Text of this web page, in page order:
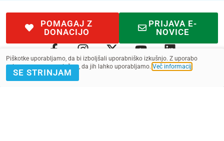
POMAGAJ Z
DONACIJO
PRIJAVA E-
NOVICE
Piškotke uporabljamo, da bi izboljšali uporabniško izkušnjo. Z uporabo
spletnega mesta soglašate, da jih lahko uporabljamo. Več informacij
SE STRINJAM